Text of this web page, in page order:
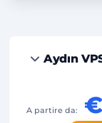
Aydın
A partire da: